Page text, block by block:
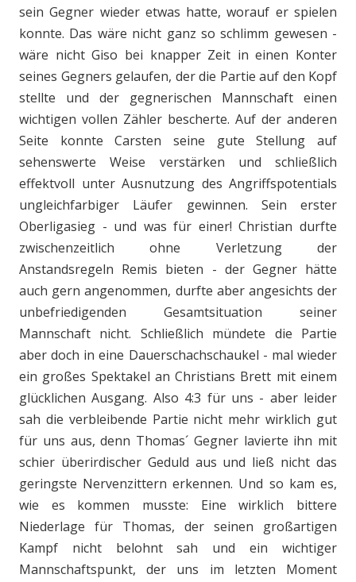
sein Gegner wieder etwas hatte, worauf er spielen
konnte. Das wäre nicht ganz so schlimm gewesen -
wäre nicht Giso bei knapper Zeit in einen Konter
seines Gegners gelaufen, der die Partie auf den Kopf
stellte und der gegnerischen Mannschaft einen
wichtigen vollen Zähler bescherte. Auf der anderen
Seite konnte Carsten seine gute Stellung auf
sehenswerte Weise verstärken und schließlich
effektvoll unter Ausnutzung des Angriffspotentials
ungleichfarbiger Läufer gewinnen. Sein erster
Oberligasieg - und was für einer! Christian durfte
zwischenzeitlich ohne Verletzung der
Anstandsregeln Remis bieten - der Gegner hätte
auch gern angenommen, durfte aber angesichts der
unbefriedigenden Gesamtsituation seiner
Mannschaft nicht. Schließlich mündete die Partie
aber doch in eine Dauerschachschaukel - mal wieder
ein großes Spektakel an Christians Brett mit einem
glücklichen Ausgang. Also 4:3 für uns - aber leider
sah die verbleibende Partie nicht mehr wirklich gut
für uns aus, denn Thomas´ Gegner lavierte ihn mit
schier überirdischer Geduld aus und ließ nicht das
geringste Nervenzittern erkennen. Und so kam es,
wie es kommen musste: Eine wirklich bittere
Niederlage für Thomas, der seinen großartigen
Kampf nicht belohnt sah und ein wichtiger
Mannschaftspunkt, der uns im letzten Moment